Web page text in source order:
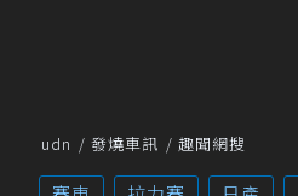
udn 發燒車訊 趣聞網搜